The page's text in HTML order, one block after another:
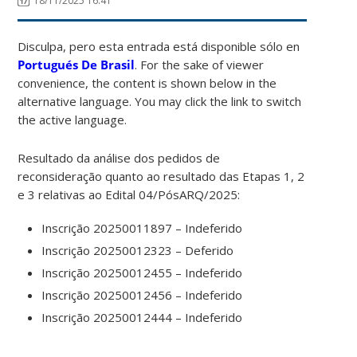
Disculpa, pero esta entrada está disponible sólo en
Portugués De Brasil. For the sake of viewer
convenience, the content is shown below in the
alternative language. You may click the link to switch
the active language.
Resultado da análise dos pedidos de
reconsideração quanto ao resultado das Etapas 1, 2
e 3 relativas ao Edital 04/PósARQ/2025:
Inscrição 20250011897 – Indeferido
Inscrição 20250012323 – Deferido
Inscrição 20250012455 – Indeferido
Inscrição 20250012456 – Indeferido
Inscrição 20250012444 – Indeferido